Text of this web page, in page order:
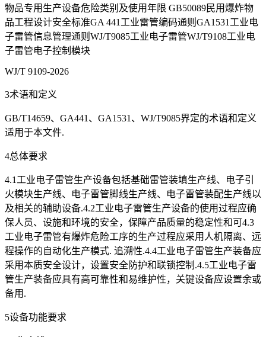
物品专用生产设备危险类别及使用年限 GB50089民用爆炸物
品工程设计安全标准GA 441工业雷管编码通则GA1531工业电
子雷管信息管理通则WJ/T9085工业电子雷管WJ/T9108工业电
子雷管电子控制模块
WJ/T 9109-2026
3术语和定义
GB/T14659、GA441、GA1531、WJ/T9085界定的术语和定义
适用于本文件.
4总体要求
4.1工业电子雷管生产设备包括基础雷管装填生产线、电子引
火模块生产线、电子雷管脚线生产线、电子雷管装配生产线以
及相关的辅助设备.4.2工业电子雷管生产设备的使用过程应确
保人员、设施和环境的安全，保障产品质量的稳定性和可4.3
工业电子雷管有爆炸危险工序的生产过程应采用人机隔离、远
程操作的自动化生产模式. 追溯性.4.4工业电子雷管生产装备应
采用本质安全设计，设置安全防护和联锁控制.4.5工业电子雷
管生产装备应具有高可靠性和易维护性，关键设备应设置余或
备用.
5设备功能要求